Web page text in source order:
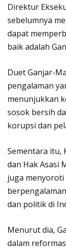
Direktur
sebelumnya
dapat
baik adalah
Duet Ganjar-
pengalaman
menunjukkan
sosok bersih
korupsi dan
Sementara itu,
dan Hak Asasi
juga menyoroti
dan politik di
Menurut dia,
dalam